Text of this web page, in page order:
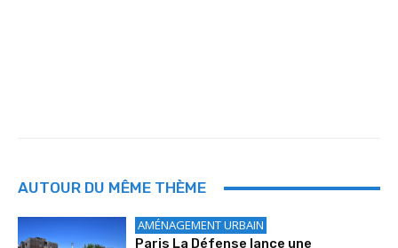
AUTOUR DU MÊME THÈME
AMÉNAGEMENT URBAIN
Paris La Défense lance une